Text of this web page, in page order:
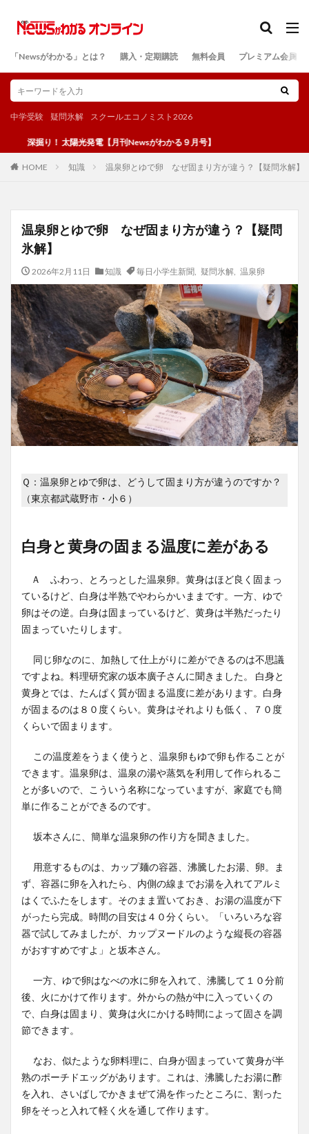
「Newsがわかる」とは？ 購入・定期購読 無料会員 プレミアム会員
中学受験 疑問氷解 スクールエコノミスト2026
掘り！ 太陽光発電【月刊Newsがわかる９月号】
HOME 知識 温泉卵とゆで卵 なぜ固まり方が違う？【疑問氷解】
温泉卵とゆで卵 なぜ固まり方が違う？【疑問
氷解】
2026年2月11日 知識 毎日小学生新聞 疑問氷解 温泉卵
Ｑ：温泉卵とゆで卵は、どうして固まり方が違うのですか？
（東京都武蔵野市・小６）
白身と黄身の固まる温度に差がある
Ａ ふわっ、とろっとした温泉卵。黄身はほど良く固まっ
ているけど、白身は半熟でやわらかいままです。一方、ゆで
卵はその逆。白身は固まっているけど、黄身は半熟だったり
固まっていたりします。
同じ卵なのに、加熱して仕上がりに差ができるのは不思議
ですよね。料理研究家の坂本廣子さんに聞きました。 白身と
黄身とでは、たんぱく質が固まる温度に差があります。白身
が固まるのは８０度くらい。黄身はそれよりも低く、７０度
くらいで固まります。
この温度差をうまく使うと、温泉卵もゆで卵も作ることが
できます。温泉卵は、温泉の湯や蒸気を利用して作られるこ
とが多いので、こういう名称になっていますが、家庭でも簡
単に作ることができるのです。
坂本さんに、簡単な温泉卵の作り方を聞きました。
用意するものは、カップ麺の容器、沸騰したお湯、卵。ま
ず、容器に卵を入れたら、内側の線までお湯を入れてアルミ
はくでふたをします。そのまま置いておき、お湯の温度が下
がったら完成。時間の目安は４０分くらい。「いろいろな容
器で試してみましたが、カップヌードルのような縦長の容器
がおすすめですよ」と坂本さん。
一方、ゆで卵はなべの水に卵を入れて、沸騰して１０分前
後、火にかけて作ります。外からの熱が中に入っていくの
で、白身は固まり、黄身は火にかける時間によって固さを調
節できます。
なお、似たような卵料理に、白身が固まっていて黄身が半
熟のポーチドエッグがあります。これは、沸騰したお湯に酢
を入れ、さいばしでかきまぜて渦を作ったところに、割った
卵をそっと入れて軽く火を通して作ります。
検索